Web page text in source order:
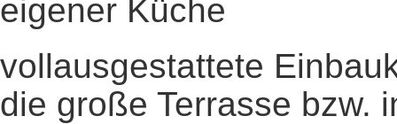
eigener Küche
vollausgestattete
die große Terrasse bzw.